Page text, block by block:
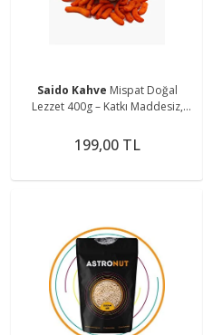
Saido Kahve Mispat Doğal
Lezzet 400g – Katkı Maddesiz,
199,00 TL